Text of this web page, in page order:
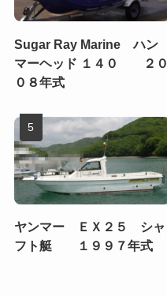
Sugar Ray Marine ハン
マーヘッド １４０ ２０
０８年式
ヤンマー ＥＸ２５ シャ
フト艇 １９９７年式